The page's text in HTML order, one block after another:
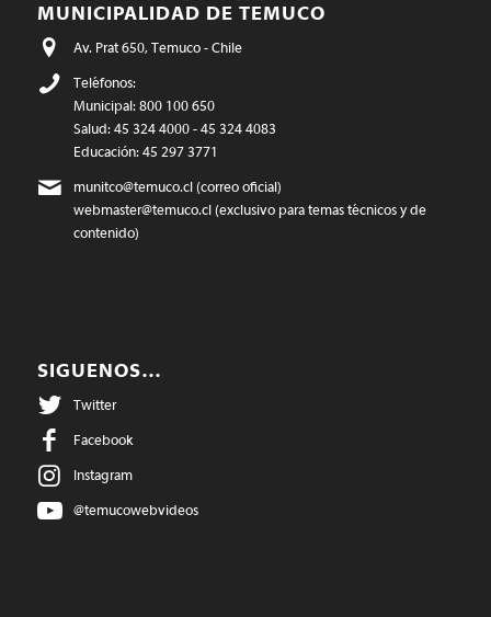
MUNICIPALIDAD DE TEMUCO
Av. Prat 650, Temuco - Chile
Teléfonos:
Municipal: 800 100 650
Salud: 45 324 4000 - 45 324 4083
Educación: 45 297 3771
munitco@temuco.cl(correo oficial)
webmaster@temuco.cl(exclusivo para temas técnicos y de
contenido)
SIGUENOS…
Twitter
Facebook
Instagram
@temucowebvideos